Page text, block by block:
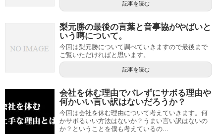
記事を読む
梨元勝の最後の言葉と音事協がやばいと
いう噂について。
今回は梨元勝について調べていきますので最後まで
ご覧いただければと思います。
記事を読む
会社を休む理由でバレずにサボる理由や
何かいい言い訳はないだろうか？
今回は会社を休む理由について考えていきます。何
かサボるいい方法はないか？うまい言い訳はないの
か？ということを僕も考えているの...